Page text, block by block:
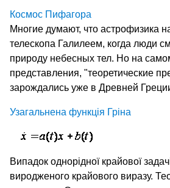
Космос Пифагора
Многие думают, что астрофизика
телескопа Галилеем, когда люди
природу небесных тел. Но на
представления, "теоретические
зарождались уже в Древней
Узагальнена функція Гріна
Випадок однорідної крайової
виродженого крайового виразу.